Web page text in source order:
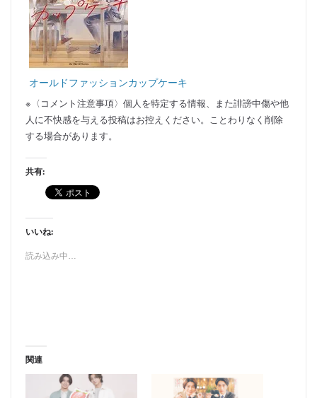
オールドファッションカップケーキ
※〈コメント注意事項〉個人を特定する情報、また誹謗中傷や他
人に不快感を与える投稿はお控えください。ことわりなく削除
する場合があります。
共有:
いいね:
読み込み中…
関連